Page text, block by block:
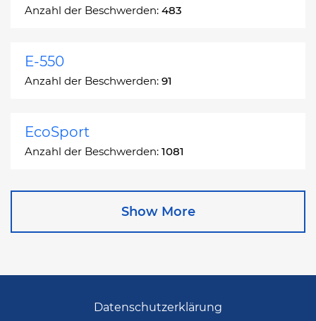
Anzahl der Beschwerden: 483
E-550
Anzahl der Beschwerden: 91
EcoSport
Anzahl der Beschwerden: 1081
Escape
Show More
Datenschutzerklärung